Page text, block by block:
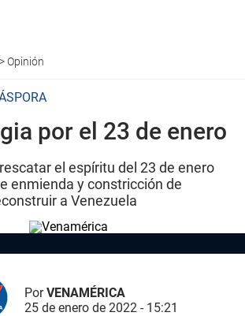
>Opinión
por el 23 de enero
el espíritu del 23 de enero
enmienda y constricción de
a Venezuela
PorVENAMÉRICA
25 de enero de 2022 - 15:21